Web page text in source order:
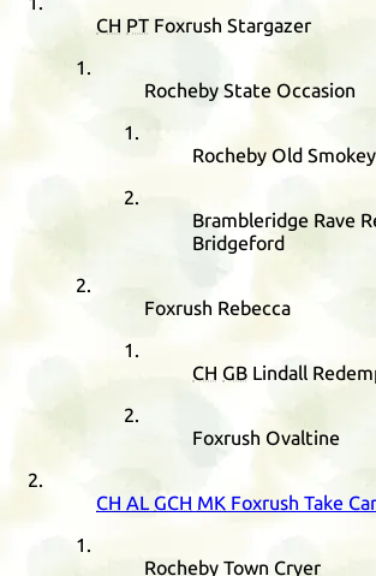
CH PT Foxrush Stargazer
Rocheby State Occasion
Rocheby Old Smokey
Brambleridge Rave
Bridgeford
Foxrush Rebecca
CH GB Lindall
Foxrush Ovaltine
CH AL GCH MK Foxrush Take
Rocheby Town Cryer